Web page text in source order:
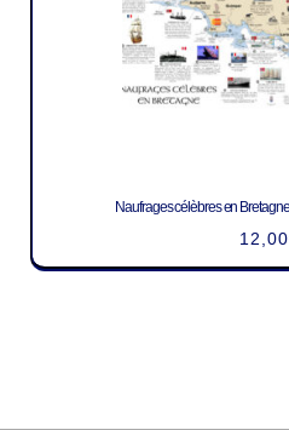
Naufrages célèbres en
12,00